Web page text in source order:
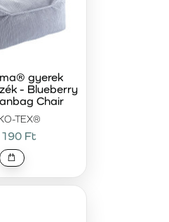
TEX®
gyerek
- Blueberry
Chair
Ft